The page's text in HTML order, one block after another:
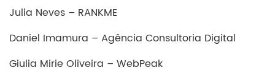
Julia Neves – RANKME
Daniel Imamura – Agência Consultoria Digital
Giulia Mirie Oliveira – WebPeak